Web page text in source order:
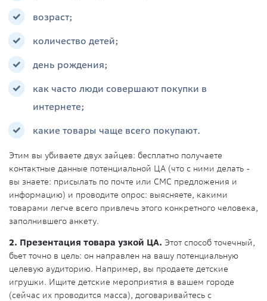
возраст;
количество детей;
день рождения;
как часто люди совершают покупки в
интернете;
какие товары чаще всего покупают.
Этим вы убиваете двух зайцев: бесплатно получаете
контактные данные потенциальной ЦА (что с ними делать -
вы знаете: присылать по почте или СМС предложения и
информацию) и проводите опрос: выясняете, какими
товарами легче всего привлечь этого конкретного человека,
заполнившего анкету.
2. Презентация товара узкой ЦА. Этот способ точечный,
бьет точно в цель: он направлен на вашу потенциальную
целевую аудиторию. Например, вы продаете детские
игрушки. Ищите детские мероприятия в вашем городе
(сейчас их проводится масса), договаривайтесь с